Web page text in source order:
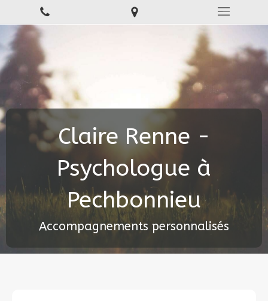
Claire Renne -
Psychologue à
Pechbonnieu
Accompagnements personnalisés